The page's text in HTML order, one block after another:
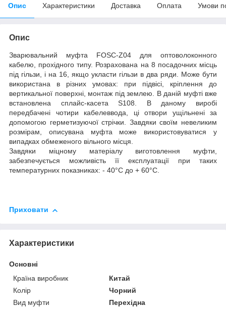
Опис Характеристики Доставка Оплата Умови
Опис
Зварювальний муфта FOSC-Z04 для оптоволоконного
кабелю, прохідного типу. Розрахована на 8 посадочних місць
під гільзи, і на 16, якщо укласти гільзи в два ряди. Може бути
використана в різних умовах: при підвісі, кріплення до
вертикальної поверхні, монтаж під землею. В даній муфті вже
встановлена сплайс-касета S108. В даному виробі
передбачені чотири кабелеввода, ці отвори ущільнені за
допомогою герметизуючої стрічки. Завдяки своїм невеликим
розмірам, описувана муфта може використовуватися у
випадках обмеженого вільного місця.
Завдяки міцному матеріалу виготовлення муфти,
забезпечується можливість її експлуатації при таких
температурних показниках: - 40°С до + 60°С.
Приховати
Характеристики
Основні
Країна виробник
Китай
Колір
Чорний
Вид муфти
Перехідна